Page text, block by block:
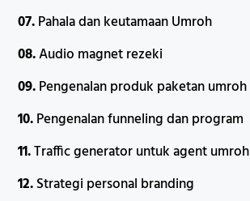
07.Pahala dan keutamaan Umroh
08.Audio magnet rezeki
09.Pengenalan produk paketan umroh
10.Pengenalan funneling dan program
11.Traffic generator untuk agent umroh
12.Strategi personal branding